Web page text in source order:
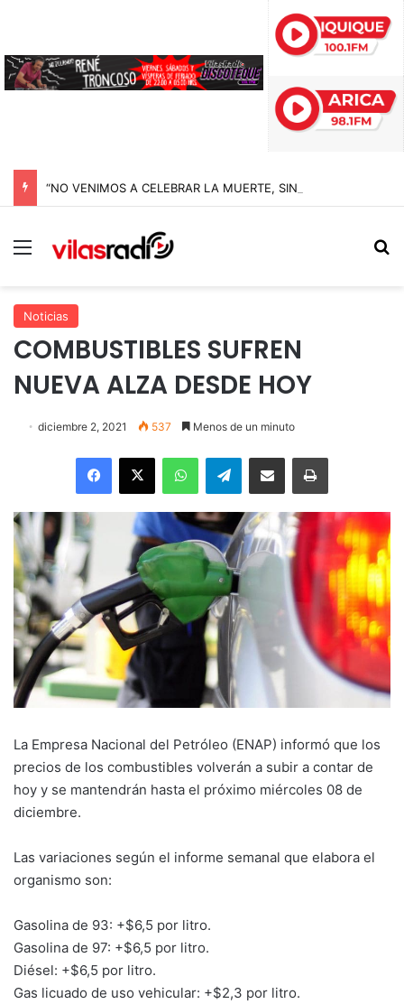
Menú
Noticias
COMBUSTIBLES SUFREN
NUEVA ALZA DESDE HOY
diciembre 2, 2021 537 Menos de un minuto
Facebook
X WhatsAppTelegramEnviar vía email Imprimir
La Empresa Nacional del Petróleo (ENAP) informó que los
precios de los combustibles volverán a subir a contar de
hoy y se mantendrán hasta el próximo miércoles 08 de
diciembre.
Las variaciones según el informe semanal que elabora el
organismo son:
Gasolina de 93: +$6,5 por litro.
Gasolina de 97: +$6,5 por litro.
Diésel: +$6,5 por litro.
Gas licuado de uso vehicular: +$2,3 por litro.